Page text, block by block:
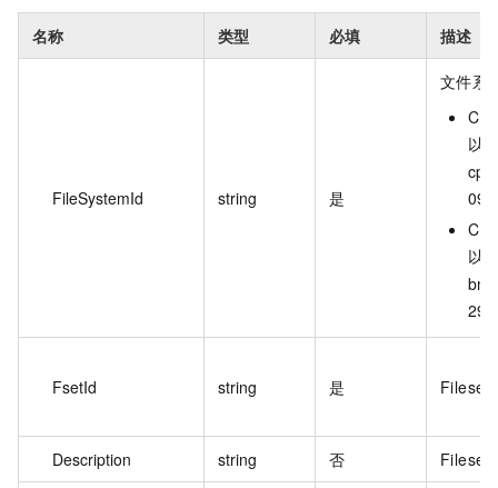
名称 类型 必填 描述
FileSystemId string 是
文件系
以
以
FsetId string 是 Fileset
Description string 否 Fileset